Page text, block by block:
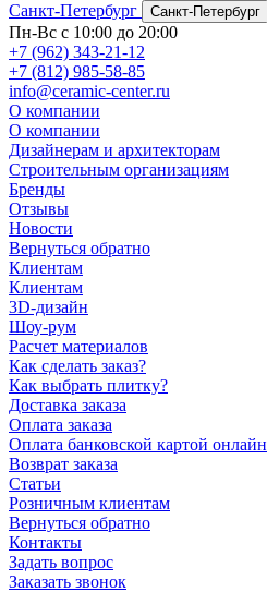
Санкт-Петербург
Санкт-Петербург
Пн-Вс с 10:00 до 20:00
+7 (962) 343-21-12
+7 (812) 985-58-85
info@ceramic-center.ru
О компании
О компании
Дизайнерам и архитекторам
Строительным организациям
Бренды
Отзывы
Новости
Вернуться обратно
Клиентам
Клиентам
3D-дизайн
Шоу-рум
Расчет материалов
Как сделать заказ?
Как выбрать плитку?
Доставка заказа
Оплата заказа
Оплата банковской картой онлайн
Возврат заказа
Статьи
Розничным клиентам
Вернуться обратно
Контакты
Задать вопрос
Заказать звонок